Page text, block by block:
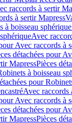
raccords à sertir
à sertir Mapress
à boisseau sphérique
Avec
Avec raccords à
détachées pour
MapressPièces
à boisseau
pour
Avec raccords
Avec raccords à
détachées pour
MapressPièces